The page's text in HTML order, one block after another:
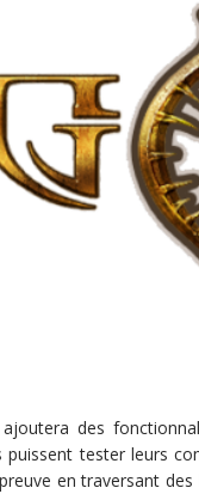
des
tester leurs
en traversant